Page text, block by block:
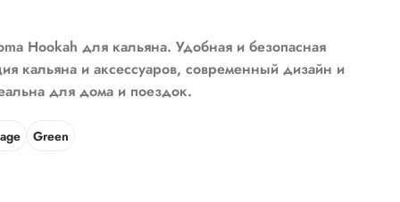
Hookah для кальяна. Удобная и безопасная
кальяна и аксессуаров, современный дизайн и
для дома и поездок.
Green